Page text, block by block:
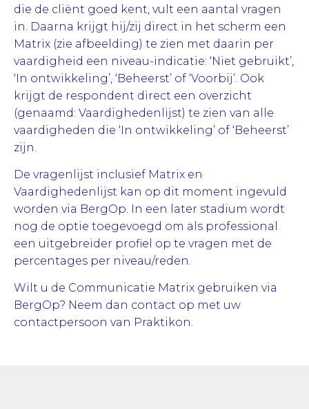
die de cliënt goed kent, vult een aantal vragen
in. Daarna krijgt hij/zij direct in het scherm een
Matrix (zie afbeelding) te zien met daarin per
vaardigheid een niveau-indicatie: ‘Niet gebruikt’,
‘In ontwikkeling’, ‘Beheerst’ of ‘Voorbij’. Ook
krijgt de respondent direct een overzicht
(genaamd: Vaardighedenlijst) te zien van alle
vaardigheden die ‘In ontwikkeling’ of ‘Beheerst’
zijn.
De vragenlijst inclusief Matrix en
Vaardighedenlijst kan op dit moment ingevuld
worden via BergOp. In een later stadium wordt
nog de optie toegevoegd om als professional
een uitgebreider profiel op te vragen met de
percentages per niveau/reden.
Wilt u de Communicatie Matrix gebruiken via
BergOp? Neem dan contact op met uw
contactpersoon van Praktikon.